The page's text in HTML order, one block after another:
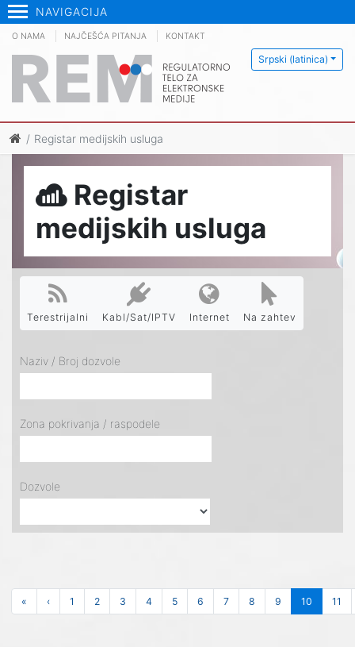
NAVIGACIJA
Srpski (latinica)
O NAMA NAJČEŠĆA PITANJA KONTAKT
Registar medijskih usluga
Registar
medijskih usluga
Terestrijalni Kabl/Sat/IPTV Internet Na zahtev
Naziv / Broj dozvole
Zona pokrivanja / raspodele
Dozvole
« ‹ 1 2 3 4 5 6 7 8 9 10 11